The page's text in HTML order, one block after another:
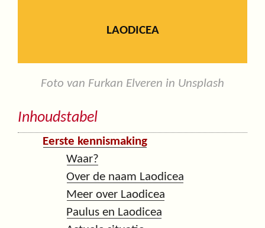
LAODICEA
Foto van Furkan Elveren in Unsplash
Inhoudstabel
Eerste kennismaking
Waar?
Over de naam Laodicea
Meer over Laodicea
Paulus en Laodicea